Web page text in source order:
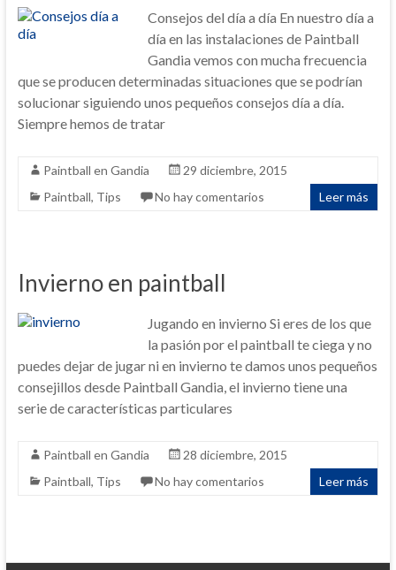
Consejos del día a día En nuestro día a
día en las instalaciones de Paintball
Gandia vemos con mucha frecuencia
que se producen determinadas situaciones que se podrían
solucionar siguiendo unos pequeños consejos día a día.
Siempre hemos de tratar
Paintball en Gandia
29 diciembre, 2015
Paintball, Tips No hay comentarios Leer más
Invierno en paintball
Jugando en invierno Si eres de los que
la pasión por el paintball te ciega y no
puedes dejar de jugar ni en invierno te damos unos pequeños
consejillos desde Paintball Gandia, el invierno tiene una
serie de características particulares
Paintball en Gandia
28 diciembre, 2015
Paintball, Tips No hay comentarios Leer más